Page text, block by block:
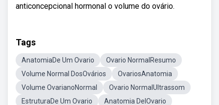
anticoncepcional hormonal o volume do ovário.
Tags
AnatomiaDe Um Ovario
Ovario NormalResumo
Volume Normal DosOvários
OvariosAnatomia
Volume OvarianoNormal
Ovario NormalUltrassom
EstruturaDe Um Ovario
Anatomia DelOvario